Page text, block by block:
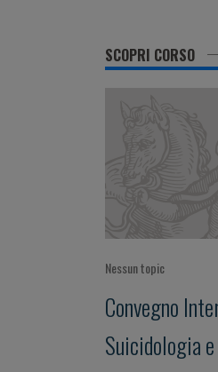
SCOPRI CORSO
Nessun topic
Convegno
Suicidologia